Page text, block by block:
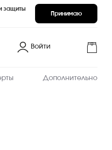
Принимаю
защиты
Войти
Дополнительно